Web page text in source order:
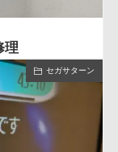
理
セガサターン